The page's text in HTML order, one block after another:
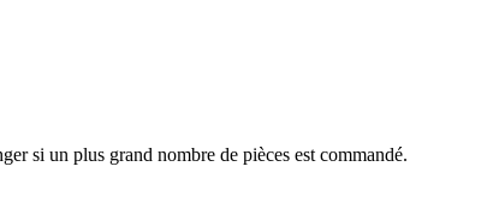
si un plus grand nombre de pièces est commandé.